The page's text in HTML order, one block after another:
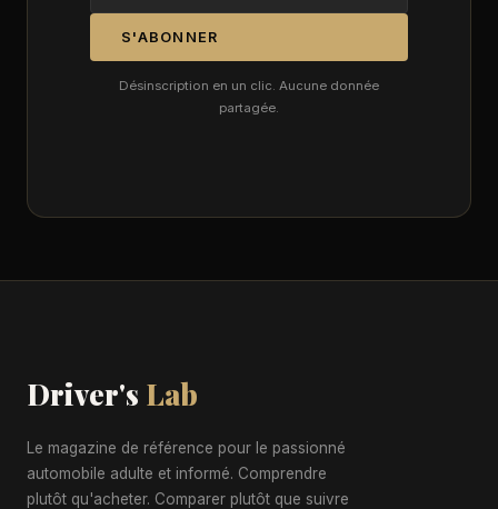
S'ABONNER
Désinscription en un clic. Aucune donnée
partagée.
Driver's Lab
Le magazine de référence pour le passionné
automobile adulte et informé. Comprendre
plutôt qu'acheter. Comparer plutôt que suivre